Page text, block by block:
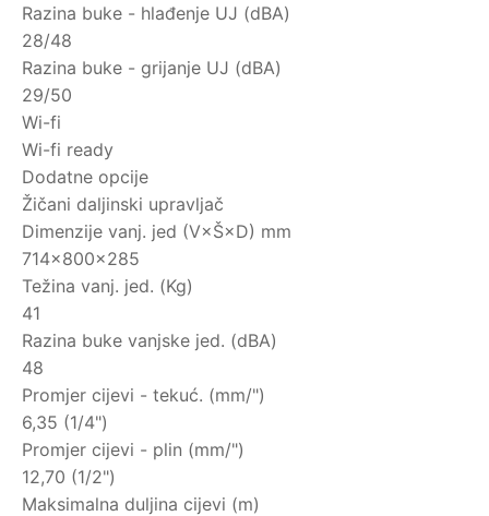
Razina buke - hlađenje UJ (dBA)
28/48
Razina buke - grijanje UJ (dBA)
29/50
Wi-fi
Wi-fi ready
Dodatne opcije
Žičani daljinski upravljač
Dimenzije vanj. jed (V×Š×D) mm
714×800×285
Težina vanj. jed. (Kg)
41
Razina buke vanjske jed. (dBA)
48
Promjer cijevi - tekuć. (mm/")
6,35 (1/4")
Promjer cijevi - plin (mm/")
12,70 (1/2")
Maksimalna duljina cijevi (m)